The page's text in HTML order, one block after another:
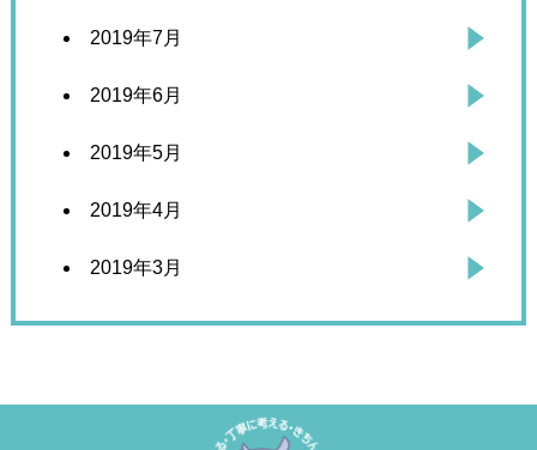
2019年7月
2019年6月
2019年5月
2019年4月
2019年3月